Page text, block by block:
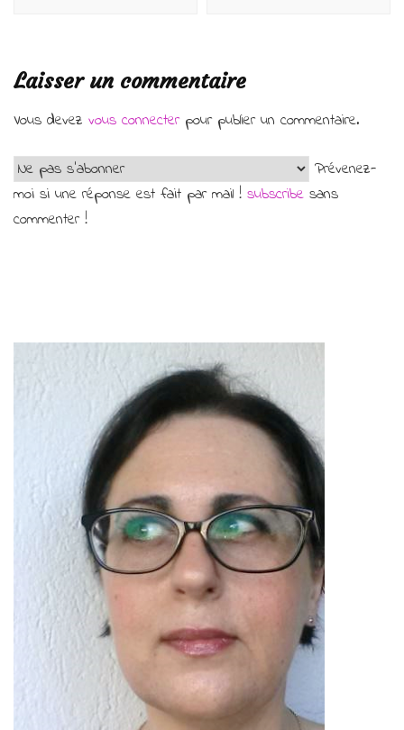
Laisser un commentaire
Vous devez vous connecterpour publier un commentaire.
Prévenez-
moi si une réponse est fait par mail ! subscribe sans
commenter !